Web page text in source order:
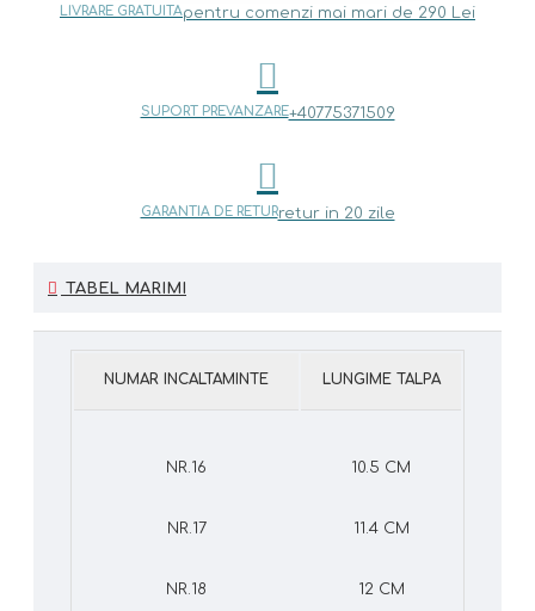
LIVRARE GRATUITApentru comenzi mai mari de 290 Lei
SUPORT PREVANZARE+40775371509
GARANTIA DE RETURretur in 20 zile
TABEL MARIMI
NUMAR INCALTAMINTE LUNGIME TALPA
NR.16 10.5 CM
NR.17 11.4 CM
NR.18 12 CM